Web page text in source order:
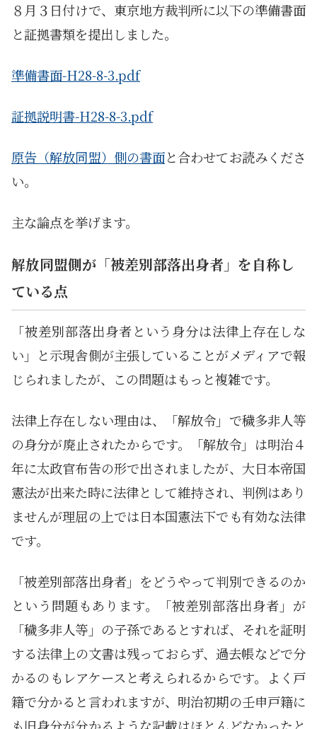
８月３日付けで、東京地方裁判所に以下の準備書面
と証拠書類を提出しました。
準備書面-H28-8-3.pdf
証拠説明書-H28-8-3.pdf
原告（解放同盟）側の書面と合わせてお読みくださ
い。
主な論点を挙げます。
解放同盟側が「被差別部落出身者」を自称し
ている点
「被差別部落出身者という身分は法律上存在しな
い」と示現舎側が主張していることがメディアで報
じられましたが、この問題はもっと複雑です。
法律上存在しない理由は、「解放令」で穢多非人等
の身分が廃止されたからです。「解放令」は明治４
年に太政官布告の形で出されましたが、大日本帝国
憲法が出来た時に法律として維持され、判例はあり
ませんが理屈の上では日本国憲法下でも有効な法律
です。
「被差別部落出身者」をどうやって判別できるのか
という問題もあります。「被差別部落出身者」が
「穢多非人等」の子孫であるとすれば、それを証明
する法律上の文書は残っておらず、過去帳などで分
かるのもレアケースと考えられるからです。よく戸
籍で分かると言われますが、明治初期の壬申戸籍に
も旧身分が分かるような記載はほとんどなかったと